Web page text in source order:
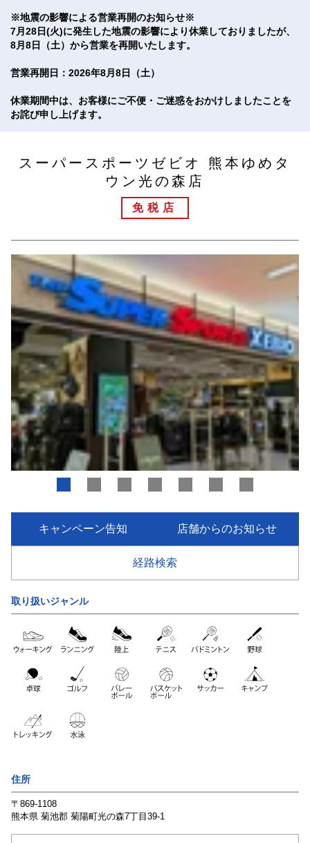
※地震の影響による営業再開のお知らせ※
7月28日(火)に発生した地震の影響により休業しておりましたが、
8月8日（土）から営業を再開いたします。
営業再開日：2026年8月8日（土）
休業期間中は、お客様にご不便・ご迷惑をおかけしましたことを
お詫び申し上げます。
スーパースポーツゼビオ 熊本ゆめタ
ウン光の森店
免税店
キャンペーン告知 店舗からのお知らせ
経路検索
取り扱いジャンル
住所
〒869-1108
熊本県 菊池郡 菊陽町光の森7丁目39-1